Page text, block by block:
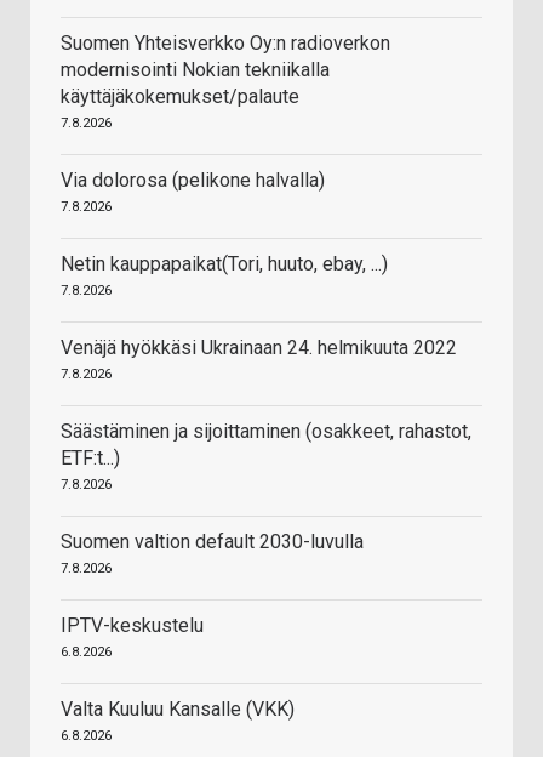
Suomen Yhteisverkko Oy:n radioverkon
modernisointi Nokian tekniikalla
käyttäjäkokemukset/palaute
7.8.2026
Via dolorosa (pelikone halvalla)
7.8.2026
Netin kauppapaikat(Tori, huuto, ebay, ...)
7.8.2026
Venäjä hyökkäsi Ukrainaan 24. helmikuuta 2022
7.8.2026
Säästäminen ja sijoittaminen (osakkeet, rahastot,
ETF:t...)
7.8.2026
Suomen valtion default 2030-luvulla
7.8.2026
IPTV-keskustelu
6.8.2026
Valta Kuuluu Kansalle (VKK)
6.8.2026